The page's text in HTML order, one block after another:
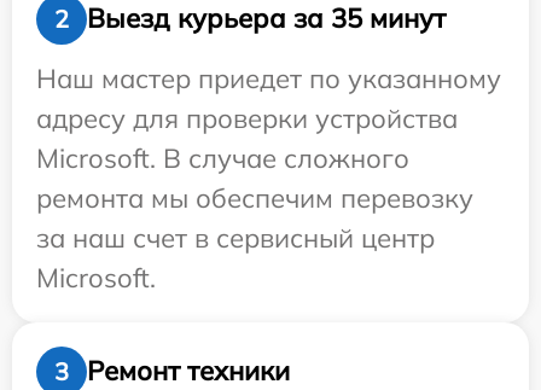
2
Выезд курьера за 35 минут
Наш мастер приедет по указанному
адресу для проверки устройства
Microsoft. В случае сложного
ремонта мы обеспечим перевозку
за наш счет в сервисный центр
Microsoft.
3
Ремонт техники